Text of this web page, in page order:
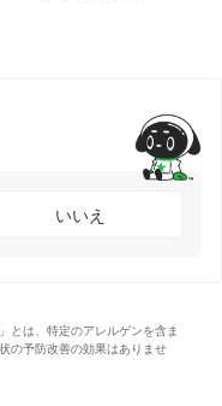
いいえ
とは、特定のアレルゲンを含ま
の予防改善の効果はありませ